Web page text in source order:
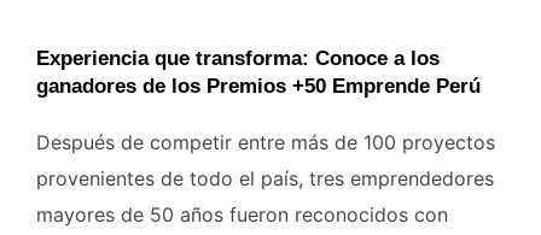
Experiencia que transforma: Conoce a los
ganadores de los Premios +50 Emprende Perú
Después de competir entre más de 100 proyectos
provenientes de todo el país, tres emprendedores
mayores de 50 años fueron reconocidos con